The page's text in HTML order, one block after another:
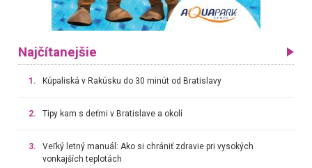
Najčítanejšie
1. Kúpaliská v Rakúsku do 30 minút od Bratislavy
2. Tipy kam s deťmi v Bratislave a okolí
3.
Veľký letný manuál: Ako si chrániť zdravie pri vysokých
vonkajších teplotách